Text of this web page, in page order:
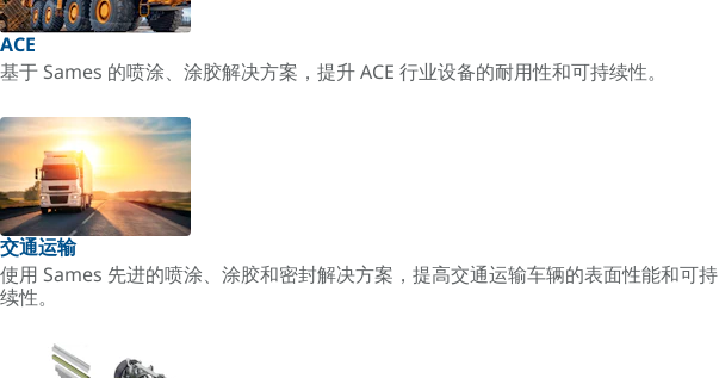
ACE
基于 Sames 的喷涂、涂胶解决方案，提升 ACE 行业设备的耐用性和可持续性。
交通运输
使用 Sames 先进的喷涂、涂胶和密封解决方案，提高交通运输车辆的表面性能和可持
续性。